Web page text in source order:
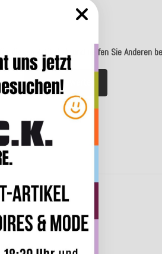
diesen Artikel ab und helfen Sie Anderen
Artikel bewerten